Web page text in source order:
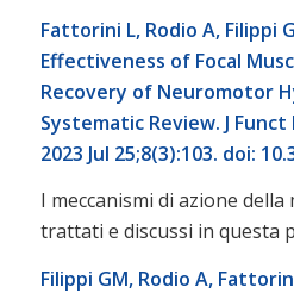
Fattorini L, Rodio A, Filippi
Effectiveness of Focal
Recovery of Neuromotor
Systematic Review. J
2023 Jul 25;8(3):103. doi:
I meccanismi di azione
trattati e discussi in questa
Filippi GM, Rodio A,